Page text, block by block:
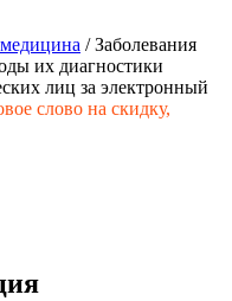
дело,
/ Заболевания
их диагностики
лиц за электронный
слово на скидку,